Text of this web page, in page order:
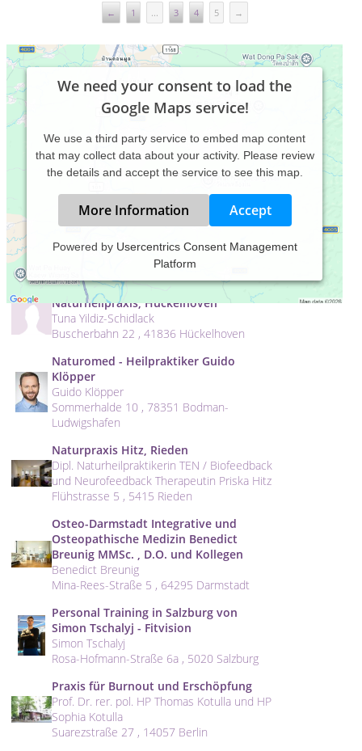
← 1 ... 3 4 5 →
We need your consent to load the
Google Maps service!
We use a third party service to embed map content
that may collect data about your activity. Please review
the details and accept the service to see this map.
More Information Accept
Powered by Usercentrics Consent Management
Platform
Naturheilpraxis Wolfgang Goll, Essen
Naturheilpraxis, Hückelhoven
Tuna Yildiz-Schidlack
Buscherbahn 22 , 41836 Hückelhoven
Naturomed - Heilpraktiker Guido
Klöpper
Guido Klöpper
Sommerhalde 10 , 78351 Bodman-
Ludwigshafen
Naturpraxis Hitz, Rieden
Dipl. Naturheilpraktikerin TEN / Biofeedback
und Neurofeedback Therapeutin Priska Hitz
Flühstrasse 5 , 5415 Rieden
Osteo-Darmstadt Integrative und
Osteopathische Medizin Benedict
Breunig MMSc. , D.O. und Kollegen
Benedict Breunig
Mina-Rees-Straße 5 , 64295 Darmstadt
Personal Training in Salzburg von
Simon Tschalyj - Fitvision
Simon Tschalyj
Rosa-Hofmann-Straße 6a , 5020 Salzburg
Praxis für Burnout und Erschöpfung
Prof. Dr. rer. pol. HP Thomas Kotulla und HP
Sophia Kotulla
Suarezstraße 27 , 14057 Berlin